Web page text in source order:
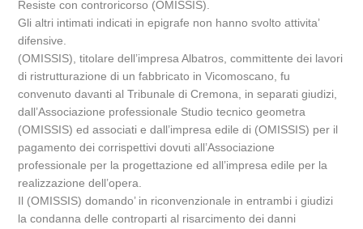
Resiste con controricorso (OMISSIS).
Gli altri intimati indicati in epigrafe non hanno svolto attivita’
difensive.
(OMISSIS), titolare dell’impresa Albatros, committente dei lavori
di ristrutturazione di un fabbricato in Vicomoscano, fu
convenuto davanti al Tribunale di Cremona, in separati giudizi,
dall’Associazione professionale Studio tecnico geometra
(OMISSIS) ed associati e dall’impresa edile di (OMISSIS) per il
pagamento dei corrispettivi dovuti all’Associazione
professionale per la progettazione ed all’impresa edile per la
realizzazione dell’opera.
Il (OMISSIS) domando’ in riconvenzionale in entrambi i giudizi
la condanna delle controparti al risarcimento dei danni